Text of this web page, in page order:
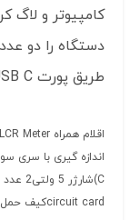
کامپیوتر و لاگ
دستگاه را دو
طریق پورت USB C نیز قابل شارژ می‌باشند
circuit cardکیف حمل